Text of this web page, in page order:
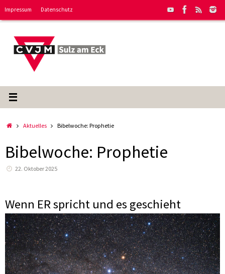
Impressum Datenschutz
StartAktuelles Bibelwoche: Prophetie
Bibelwoche: Prophetie
22. Oktober 2025
Wenn ER spricht und es geschieht